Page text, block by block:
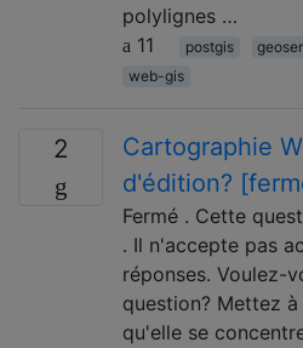
polylignes …
11
postgis
web-gis
2
Cartographie
d'édition?
Fermé . Cette
. Il n'accepte pas
réponses. Voulez-
question? Mettez
qu'elle se